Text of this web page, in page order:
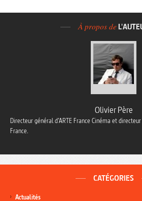
À propos de
Olivier Père
Directeur général d’ARTE France Cinéma et directeur
France.
CATÉGORIES
Actualités